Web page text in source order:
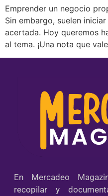
Emprender un negocio
Sin embargo, suelen
acertada. Hoy queremos
al tema. ¡Una nota que
En Mercadeo
recopilar y